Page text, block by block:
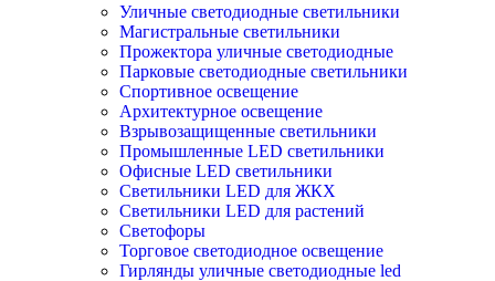
Уличные светодиодные светильники
Магистральные светильники
Прожектора уличные светодиодные
Парковые светодиодные светильники
Спортивное освещение
Архитектурное освещение
Взрывозащищенные светильники
Промышленные LED светильники
Офисные LED светильники
Cветильники LED для ЖКХ
Светильники LED для растений
Светофоры
Торговое светодиодное освещение
Гирлянды уличные светодиодные led